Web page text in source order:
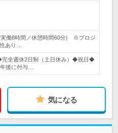
実働8時間／休憩時間60分) ※プロジ
あり…
全週休2日制（土日休み）◆祝日◆
後に付与…
気になる